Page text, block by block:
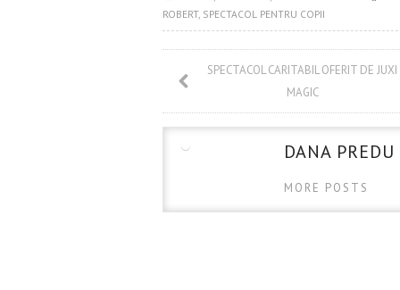
o
o
er es
t
bl
r
ROBERT, SPECTACOL PENTRU COPII
SPECTACOL CARITABIL OFERIT DE JUXI
MAGIC
DANA PREDU
MORE POSTS